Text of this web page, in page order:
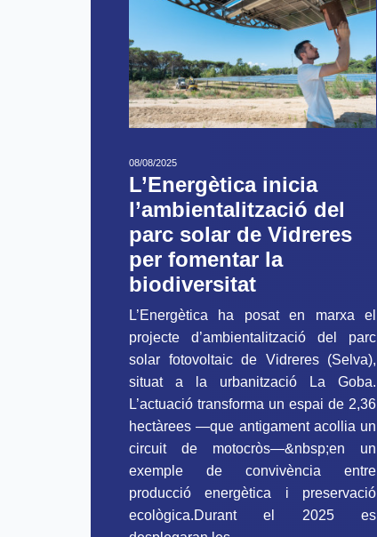
08/08/2025
L’Energètica inicia
l’ambientalització del
parc solar de Vidreres
per fomentar la
biodiversitat
L’Energètica ha posat en marxa el
projecte d’ambientalització del parc
solar fotovoltaic de Vidreres (Selva),
situat a la urbanització La Goba.
L’actuació transforma un espai de 2,36
hectàrees —que antigament acollia un
circuit de motocròs—&nbsp;en un
exemple de convivència entre
producció energètica i preservació
ecològica.Durant el 2025 es